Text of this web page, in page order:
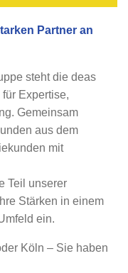
Partner an
steht die deas
Expertise,
Gemeinsam
aus dem
mit
Teil unserer
Stärken in einem
ein.
Köln – Sie haben